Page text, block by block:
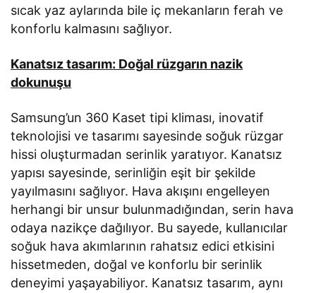
sıcak yaz aylarında bile iç mekanların ferah ve
konforlu kalmasını sağlıyor.
Kanatsız tasarım: Doğal rüzgarın nazik
dokunuşu
Samsung’un 360 Kaset tipi kliması, inovatif
teknolojisi ve tasarımı sayesinde soğuk rüzgar
hissi oluşturmadan serinlik yaratıyor. Kanatsız
yapısı sayesinde, serinliğin eşit bir şekilde
yayılmasını sağlıyor. Hava akışını engelleyen
herhangi bir unsur bulunmadığından, serin hava
odaya nazikçe dağılıyor. Bu sayede, kullanıcılar
soğuk hava akımlarının rahatsız edici etkisini
hissetmeden, doğal ve konforlu bir serinlik
deneyimi yaşayabiliyor. Kanatsız tasarım, aynı